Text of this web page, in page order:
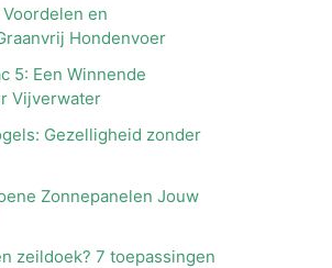
en
Hondenvoer
5: Een Winnende
Vijverwater
Gezelligheid zonder
Zonnepanelen Jouw
zeildoek? 7 toepassingen